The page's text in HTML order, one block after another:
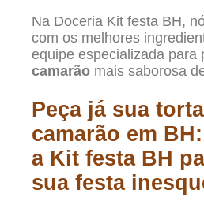
Na Doceria Kit festa BH,
com os melhores
equipe especializada para
camarão mais saborosa
Peça já sua
camarão em
a Kit festa BH
sua festa